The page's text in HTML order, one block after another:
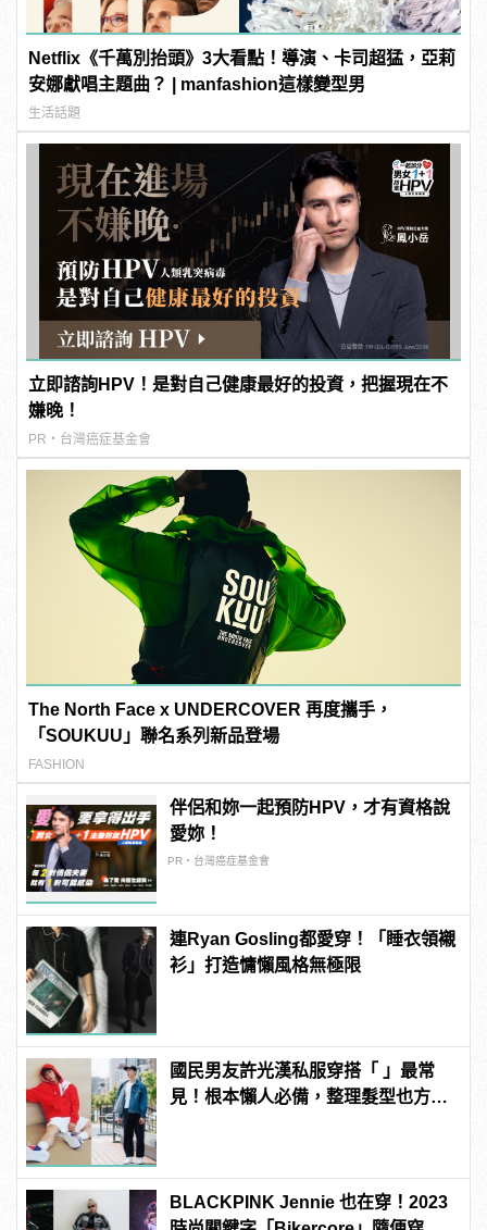
Netflix《千萬別抬頭》3大看點！導演、卡司超猛，亞莉
安娜獻唱主題曲？ | manfashion這樣變型男
生活話題
立即諮詢HPV！是對自己健康最好的投資，把握現在不
嫌晚！
PR・台灣癌症基金會
The North Face x UNDERCOVER 再度攜手，
「SOUKUU」聯名系列新品登場
FASHION
伴侶和妳一起預防HPV，才有資格說
愛妳！
PR・台灣癌症基金會
連Ryan Gosling都愛穿！「睡衣領襯
衫」打造慵懶風格無極限
國民男友許光漢私服穿搭「 」最常
見！根本懶人必備，整理髮型也方便
BLACKPINK Jennie 也在穿！2023